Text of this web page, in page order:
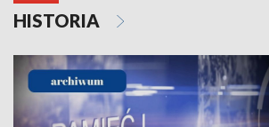
HISTORIA